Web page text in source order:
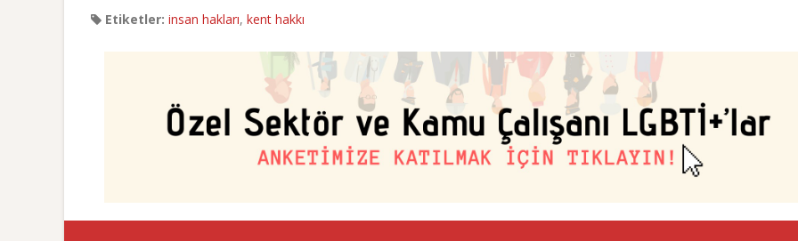
Etiketler: insan hakları, kent hakkı